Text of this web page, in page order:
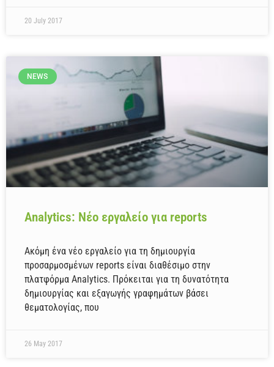
20 July 2017
NEWS
Analytics: Νέο εργαλείο για reports
Ακόμη ένα νέο εργαλείο για τη δημιουργία
προσαρμοσμένων reports είναι διαθέσιμο στην
πλατφόρμα Analytics. Πρόκειται για τη δυνατότητα
δημιουργίας και εξαγωγής γραφημάτων βάσει
θεματολογίας, που
26 May 2017